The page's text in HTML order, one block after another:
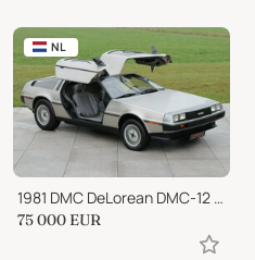
NL
1981 DMC DeLorean DMC-12 Automatic
75 000 EUR